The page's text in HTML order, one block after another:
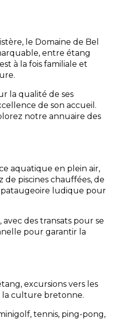
le Domaine de Bel
entre étang
à la fois familiale et
la qualité de ses
de son accueil.
notre annuaire des
aquatique en plein air,
piscines chauffées, de
pataugeoire ludique pour
des transats pour se
pour garantir la
excursions vers les
la culture bretonne.
tennis, ping-pong,